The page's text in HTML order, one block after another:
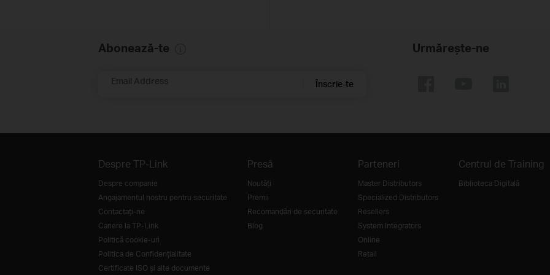
Abonează-te
Email Address Înscrie-te
Urmărește-ne
Despre TP-Link
Despre companie
Angajamentul nostru pentru securitate
Contactați-ne
Cariere la TP-Link
Politică cookie-uri
Politica de Confidențialitate
Certificate ISO și alte documente
Presă
Noutăţi
Premii
Recomandări de securitate
Blog
Parteneri
Master Distributors
Specialized Distributors
Resellers
System Integrators
Online
Retail
Centrul de Training
Biblioteca Digitală